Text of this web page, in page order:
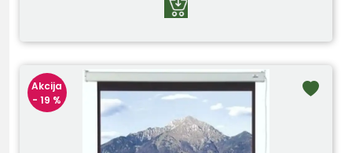
Akcija
- 19 %